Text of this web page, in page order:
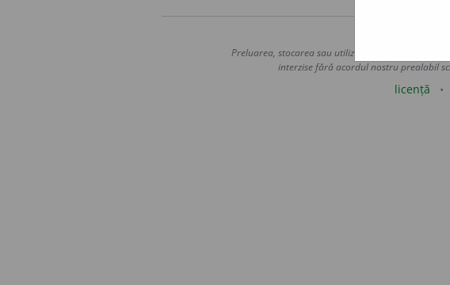
Preluarea, stocarea sau utilizarea datelor de pe
interzise fără acordul nostru prealabil
licență